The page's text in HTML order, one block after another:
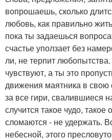
вопрошаешь, сколько
любовь, как правильно
пока ты задаешься
счастье уползает без
ли, не терпит
чувствуют, а ты это
движения маятника в свою
за все гири, свалившиеся
случится такое чудо,
сломаются - не удержать.
небесной, этого